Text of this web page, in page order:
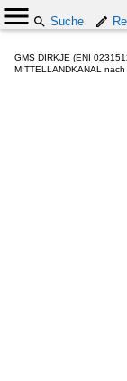
Suche
GMS DIRKJE (ENI
MITTELLANDKANAL